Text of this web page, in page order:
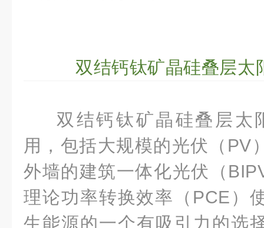
双结钙钛矿晶硅叠层太
双结钙钛矿晶硅叠层太
用，包括大规模的光伏（PV
外墙的建筑一体化光伏（
理论功率转换效率（PCE）
生能源的一个有吸引力的选